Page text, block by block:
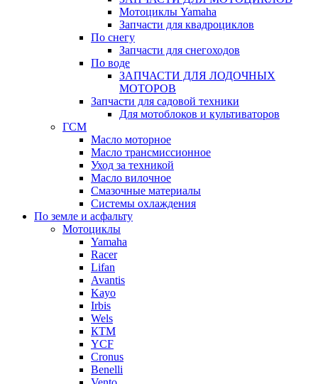
Мотоциклы Yamaha
Запчасти для квадроциклов
По снегу
Запчасти для снегоходов
По воде
ЗАПЧАСТИ ДЛЯ ЛОДОЧНЫХ
МОТОРОВ
Запчасти для садовой техники
Для мотоблоков и культиваторов
ГСМ
Масло моторное
Масло трансмиссионное
Уход за техникой
Масло вилочное
Смазочные материалы
Системы охлаждения
По земле и асфальту
Мотоциклы
Yamaha
Racer
Lifan
Avantis
Kayo
Irbis
Wels
КТМ
YCF
Cronus
Benelli